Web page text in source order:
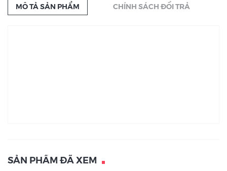
MÔ TẢ SẢN PHẨM CHÍNH SÁCH ĐỔI TRẢ
SẢN PHẨM ĐÃ XEM